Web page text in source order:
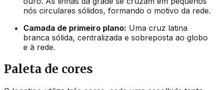
nós circulares sólidos, formando o motivo da rede.
Camada de primeiro plano: Uma cruz latina
branca sólida, centralizada e sobreposta ao globo
e à rede.
Paleta de cores